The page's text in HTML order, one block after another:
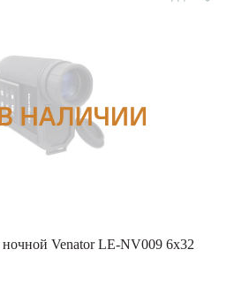
Venator LE-NV009 6х32